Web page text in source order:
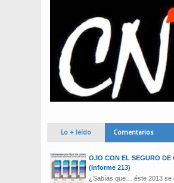
Lo + leído Comentarios
OJO CON EL SEGURO DE
(Informe 213)
¿Sabías que… éste 2013 se